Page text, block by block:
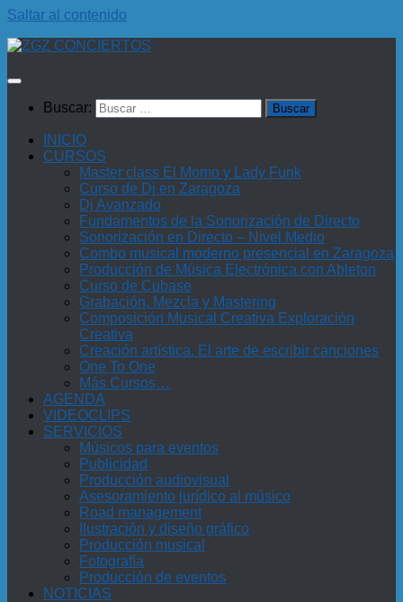
Saltar al contenido
Buscar:
INICIO
CURSOS
Master class El Momo y Lady Funk
Curso de Dj en Zaragoza
Dj Avanzado
Fundamentos de la Sonorización de Directo
Sonorización en Directo – Nivel Medio
Combo musical moderno presencial en Zaragoza
Producción de Música Electrónica con Ableton
Curso de Cubase
Grabación, Mezcla y Mastering
Composición Musical Creativa Exploración
Creativa
Creación artística. El arte de escribir canciones
One To One
Más Cursos…
AGENDA
VIDEOCLIPS
SERVICIOS
Músicos para eventos
Publicidad
Producción audiovisual
Asesoramiento jurídico al músico
Road management
Ilustración y diseño gráfico
Producción musical
Fotografía
Producción de eventos
NOTICIAS